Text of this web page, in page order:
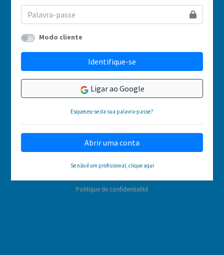
Modo cliente
Identifique-se
Ligar ao Google
Esqueceu-se da sua palavra-passe?
Abrir uma conta
Se não é um profissional, clique aqui
Politique de confidentialité